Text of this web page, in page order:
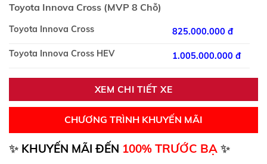
Toyota Innova Cross (MVP 8 Chỗ)
Toyota Innova Cross 825.000.000 đ
Toyota Innova Cross HEV 1.005.000.000 đ
XEM CHI TIẾT XE
CHƯƠNG TRÌNH KHUYẾN MÃI
✨ KHUYẾN MÃI ĐẾN 100% TRƯỚC BẠ ✨